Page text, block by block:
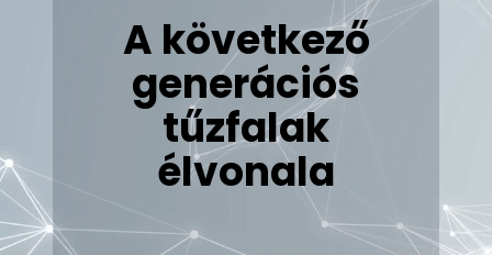
A következő
generációs
tűzfalak
élvonala